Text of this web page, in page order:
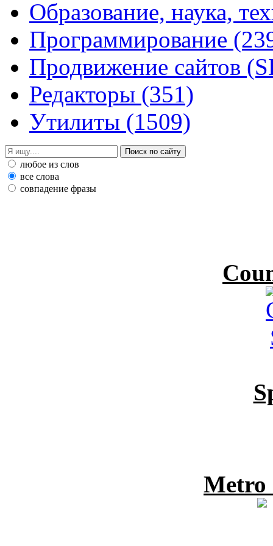
Образование, наука,
Программирование
Продвижение сайтов
Редакторы (351)
Утилиты (1509)
любое из слов
все слова
совпадение фразы
Metro